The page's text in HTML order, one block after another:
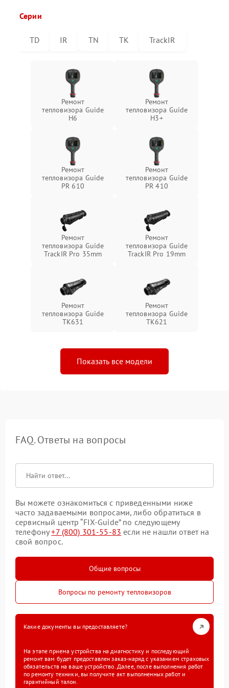
Серии
TD IR TN TK TrackIR
Ремонт
тепловизора Guide
H6
Ремонт
тепловизора Guide
H3+
Ремонт
тепловизора Guide
PR 610
Ремонт
тепловизора Guide
PR 410
Ремонт
тепловизора Guide
TrackIR Pro 35mm
Ремонт
тепловизора Guide
TrackIR Pro 19mm
Ремонт
тепловизора Guide
TK631
Ремонт
тепловизора Guide
TK621
Показать все модели
FAQ. Ответы на вопросы
Вы можете ознакомиться с приведенными ниже
часто задаваемыми вопросами, либо обратиться в
сервисный центр “FIX-Guide” по следующему
телефону+7 (800) 301-55-83 если не нашли ответ на
свой вопрос.
Общие вопросы
Вопросы по ремонту тепловизоров
Какие документы вы предоставляете?
На этапе приема устройства на диагностику и последующий
ремонт вам будет предоставлен заказ-наряд с указанием страховых
обязательств на ваше устройство. Далее, после выполнения работ
по ремонту техники, вы получите акт выполненных работ и
гарантийный талон.